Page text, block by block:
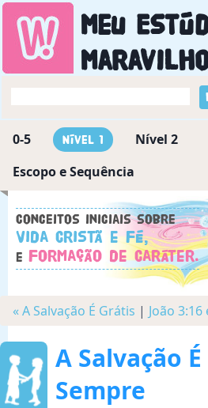
Meu
Descobrindo a
0-5 Nível 1 Nível 2
Escopo e Sequência
Conceitos iniciais sobre
Vida Cristã e Fé,
e Formação de Caráter.
« A Salvação É Grátis | João
A Salvação
Sempre